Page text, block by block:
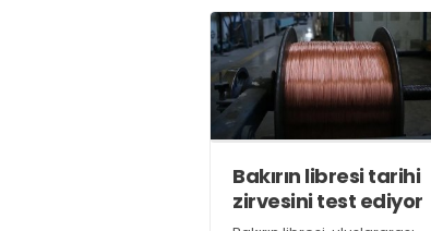
oldu. Ar-Ge harcamalarının
merkezi yönetim bütçesi
içerisindeki oranı yüzde 1,58
oldu
Bakırın libresi tarihi
zirvesini test ediyor